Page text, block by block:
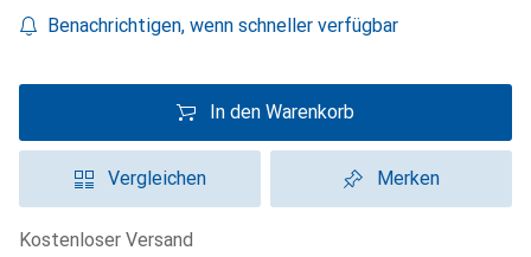
Benachrichtigen, wenn schneller verfügbar
In den Warenkorb
Vergleichen Merken
kostenloser Versand